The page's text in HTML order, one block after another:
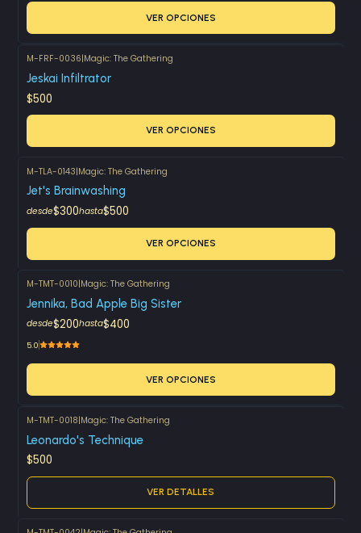
VER OPCIONES
M-FRF-0036|Magic: The Gathering
Jeskai Infiltrator
$500
VER OPCIONES
M-TLA-0143|Magic: The Gathering
Jet's Brainwashing
desde$300hasta$500
VER OPCIONES
M-TMT-0010|Magic: The Gathering
Jennika, Bad Apple Big Sister
desde$200hasta$400
5.0
VER OPCIONES
Agotado
M-TMT-0018|Magic: The Gathering
Leonardo's Technique
$500
VER DETALLES